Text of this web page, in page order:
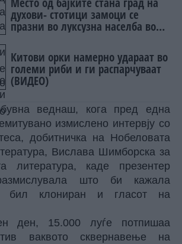
духови- стотици замоци се
празни во луксузна населба во
Китови орки намерно удараат во
големи риби и ги распарчуваат
(ВИДЕО)
веднаш, кога пред една
измислено интервју со
добитничка на Нобеловата
Вислава Шимборска за
литература, каде презентер
што би кажала
бил клониран и гласот на
ден, 15.000 луѓе потпишаа
ваквото сквернавење на